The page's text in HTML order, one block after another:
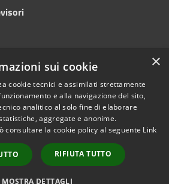
Copyright © 2025
Autorità di
Sistema Portuale
del Mare Adriatico
Centrale
Powered by
Municipium
Accesso redazione
×
sui cookie
cookie tecnici e assimilati strettamente
e alla navigazione del sito,
analitico al solo fine di elaborare
aggregate e anonime.
consultare la cookie policy al seguente Link
RIFIUTA TUTTO
MOSTRA DETTAGLI